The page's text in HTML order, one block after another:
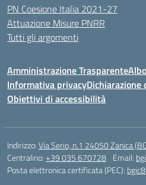
PN Coesione Italia 2021-27
Attuazione Misure PNRR
Tutti gli argomenti
Amministrazione Trasparente
Informativa privacy
Obiettivi di accessibilità
Indirizzo:Via Serio, n.1 24050 Zanica
Centralino:+39 035 670728 Email:
Posta elettronica certificata (PEC):